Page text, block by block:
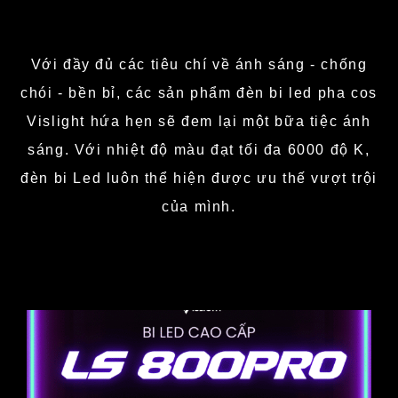
Với đầy đủ các tiêu chí về ánh sáng - chống
chói - bền bỉ, các sản phẩm đèn bi led pha cos
Vislight hứa hẹn sẽ đem lại một bữa tiệc ánh
sáng. Với nhiệt độ màu đạt tối đa 6000 độ K,
đèn bi Led luôn thể hiện được ưu thế vượt trội
của mình.